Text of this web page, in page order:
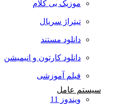
موزیک بی کلام
تیتراژ سریال
دانلود مستند
دانلود کارتون و انیمیشن
فیلم آموزشی
سیستم عامل
ویندوز 11